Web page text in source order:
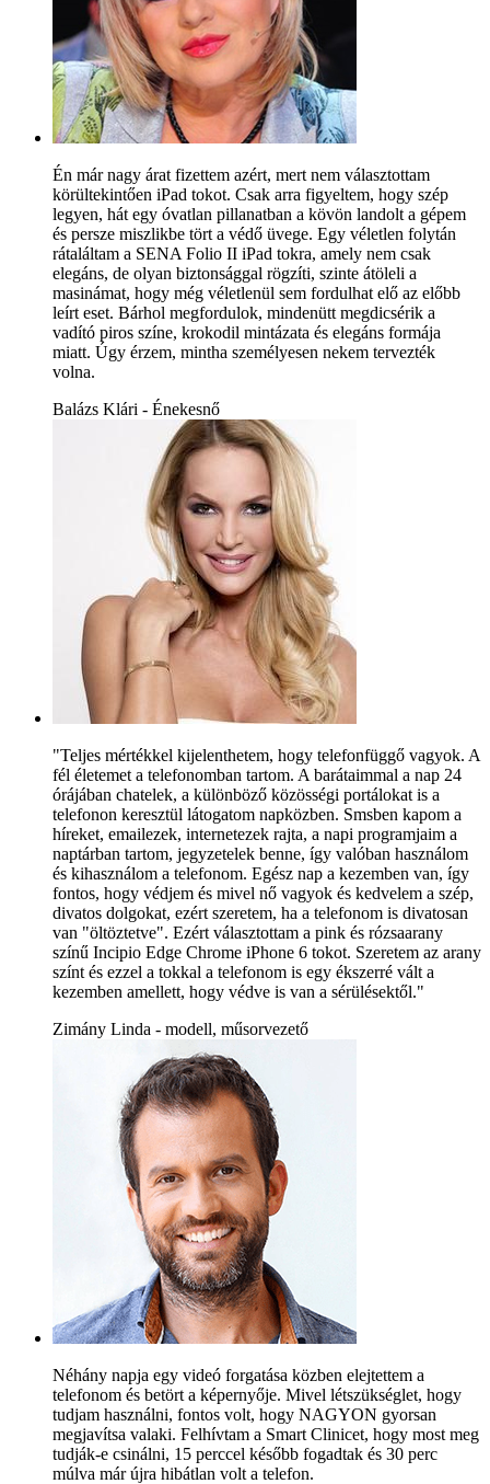
Én már nagy árat fizettem azért, mert nem választottam
körültekintően iPad tokot. Csak arra figyeltem, hogy szép
legyen, hát egy óvatlan pillanatban a kövön landolt a gépem
és persze miszlikbe tört a védő üvege. Egy véletlen folytán
rátaláltam a SENA Folio II iPad tokra, amely nem csak
elegáns, de olyan biztonsággal rögzíti, szinte átöleli a
masinámat, hogy még véletlenül sem fordulhat elő az előbb
leírt eset. Bárhol megfordulok, mindenütt megdicsérik a
vadító piros színe, krokodil mintázata és elegáns formája
miatt. Úgy érzem, mintha személyesen nekem tervezték
volna.
Balázs Klári - Énekesnő
"Teljes mértékkel kijelenthetem, hogy telefonfüggő vagyok. A
fél életemet a telefonomban tartom. A barátaimmal a nap 24
órájában chatelek, a különböző közösségi portálokat is a
telefonon keresztül látogatom napközben. Smsben kapom a
híreket, emailezek, internetezek rajta, a napi programjaim a
naptárban tartom, jegyzetelek benne, így valóban használom
és kihasználom a telefonom. Egész nap a kezemben van, így
fontos, hogy védjem és mivel nő vagyok és kedvelem a szép,
divatos dolgokat, ezért szeretem, ha a telefonom is divatosan
van "öltöztetve". Ezért választottam a pink és rózsaarany
színű Incipio Edge Chrome iPhone 6 tokot. Szeretem az arany
színt és ezzel a tokkal a telefonom is egy ékszerré vált a
kezemben amellett, hogy védve is van a sérülésektől."
Zimány Linda - modell, műsorvezető
Néhány napja egy videó forgatása közben elejtettem a
telefonom és betört a képernyője. Mivel létszükséglet, hogy
tudjam használni, fontos volt, hogy NAGYON gyorsan
megjavítsa valaki. Felhívtam a Smart Clinicet, hogy most meg
tudják-e csinálni, 15 perccel később fogadtak és 30 perc
múlva már újra hibátlan volt a telefon.